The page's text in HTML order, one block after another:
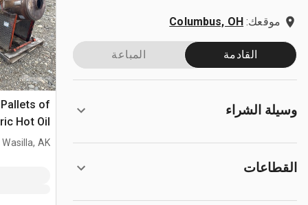
موقعك: Columbus, OH
القادمة المباعة
وسيلة الشراء
القطاعات
of
Hot Oil
Heater
Wasilla, AK